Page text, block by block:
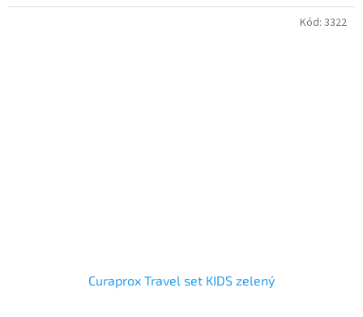
Curaprox Travel set KIDS zelený
Kód: 3322